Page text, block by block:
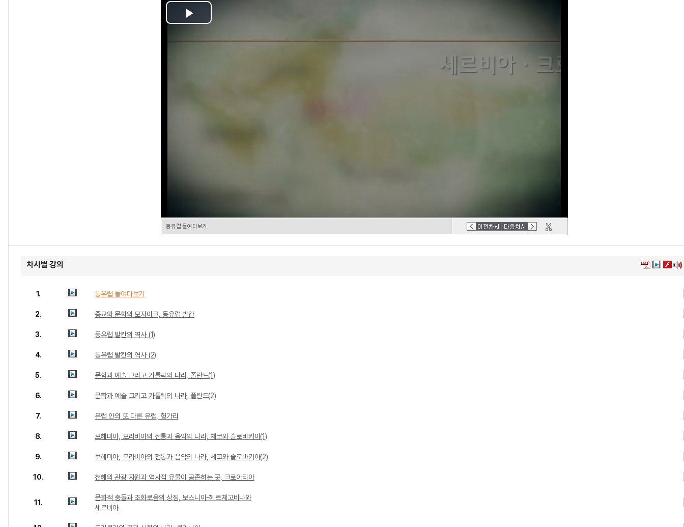
Play
Video
동유럽 들여다보기
차시별 강의
1. 동유럽 들여다보기
2. 종교와 문화의 모자이크, 동유럽 발칸
3. 동유럽 발칸의 역사 (1)
4. 동유럽 발칸의 역사 (2)
5. 문학과 예술 그리고 가톨릭의 나라, 폴란드(1)
6. 문학과 예술 그리고 가톨릭의 나라, 폴란드(2)
7. 유럽 안의 또 다른 유럽, 헝가리
8. 보헤미아, 모라비아의 전통과 음악의 나라, 체코와 슬로바키아(1)
9. 보헤미아, 모라비아의 전통과 음악의 나라, 체코와 슬로바키아(2)
10. 천혜의 관광 자원과 역사적 유물이 공존하는 곳, 크로아티아
11.
문화적 충돌과 조화로움의 상징, 보스니아-헤르체고비나와
세르비아